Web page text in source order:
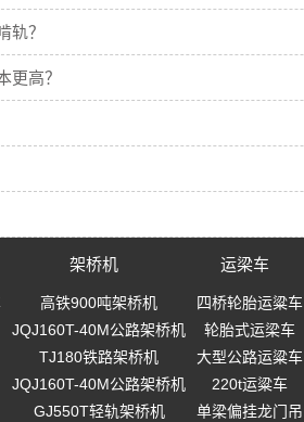
轨？
更高？
架桥机
高铁900吨架桥机
JQJ160T-40M公路架桥机
TJ180铁路架桥机
JQJ160T-40M公路架桥机
GJ550T轻轨架桥机
运梁车
四桥轮胎运粱车
轮胎式运梁车
大型公路运粱车
220t运粱车
单梁偏挂龙门吊